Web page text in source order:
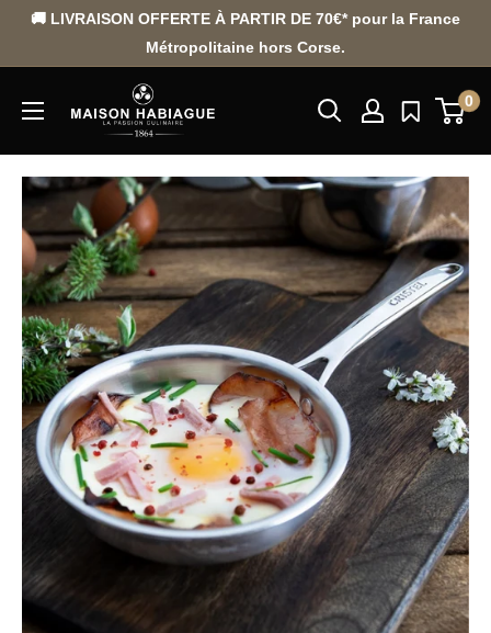
Passer🚚 LIVRAISON OFFERTE À PARTIR DE 70€* pour la France
Métropolitaine hors Corse.
0